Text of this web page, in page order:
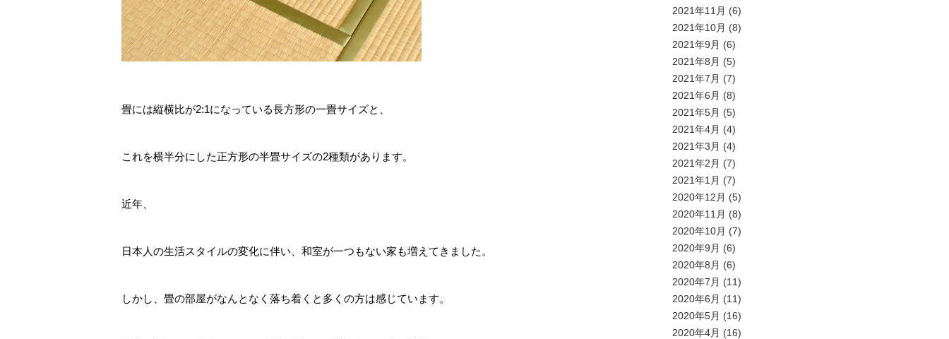
畳には縦横比が2:1になっている長方形の一畳サイズと、
これを横半分にした正方形の半畳サイズの2種類があります。
近年、
日本人の生活スタイルの変化に伴い、和室が一つもない家も増えてきました。
しかし、畳の部屋がなんとなく落ち着くと多くの方は感じています。
2021年11月 (6)
2021年10月 (8)
2021年9月 (6)
2021年8月 (5)
2021年7月 (7)
2021年6月 (8)
2021年5月 (5)
2021年4月 (4)
2021年3月 (4)
2021年2月 (7)
2021年1月 (7)
2020年12月 (5)
2020年11月 (8)
2020年10月 (7)
2020年9月 (6)
2020年8月 (6)
2020年7月 (11)
2020年6月 (11)
2020年5月 (16)
2020年4月 (16)